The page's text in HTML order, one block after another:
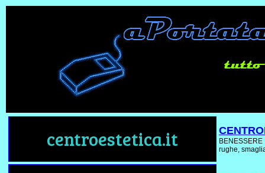
centroestetica.it
rughe,